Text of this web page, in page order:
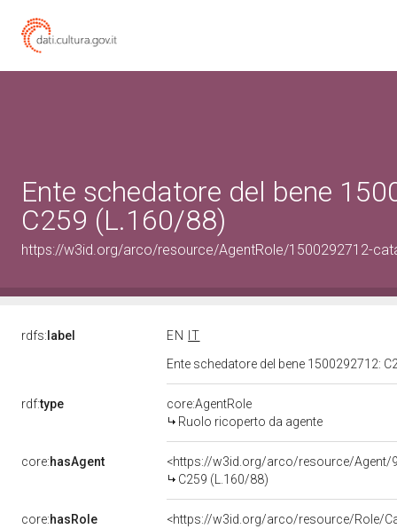
Ente schedatore del bene
C259 (L.160/88)
https://w3id.org/arco/resource/AgentRole/1500292712-
rdfs: label EN
IT
Ente schedatore del bene 1500292712:
rdf:type
core:AgentRole
Ruolo ricoperto da agente
core:hasAgent
<https://w3id.org/arco/resource/Agent/
C259 (L.160/88)
core:hasRole
<https://w3id.org/arco/resource/Role/